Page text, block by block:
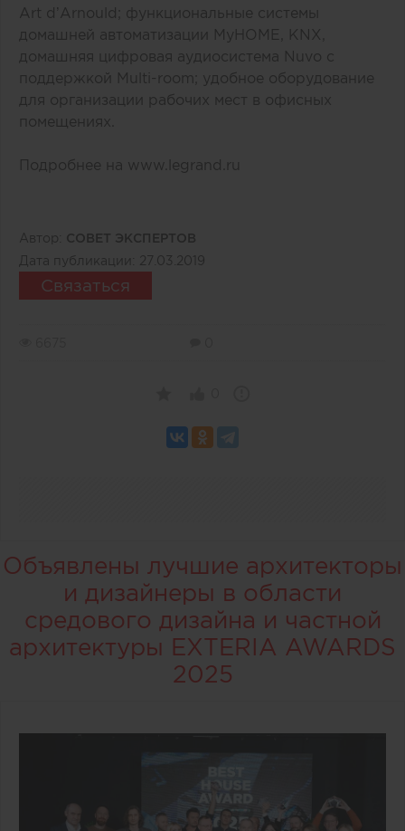
Art d’Arnould; функциональные системы
домашней автоматизации MyHOME, KNX,
домашняя цифровая аудиосистема Nuvo с
поддержкой Multi-room; удобное оборудование
для организации рабочих мест в офисных
помещениях.
Подробнее на www.legrand.ru
Автор: СОВЕТ ЭКСПЕРТОВ
Дата публикации:
27.03.2019
Связаться
Объявлены лучшие архитекторы
и дизайнеры в области
средового дизайна и частной
архитектуры EXTERIA AWARDS
2025